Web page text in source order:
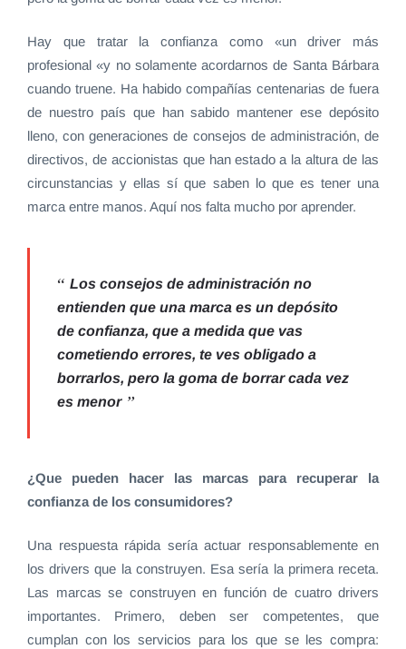
Hay que tratar la confianza como «un driver más
profesional «y no solamente acordarnos de Santa Bárbara
cuando truene. Ha habido compañías centenarias de fuera
de nuestro país que han sabido mantener ese depósito
lleno, con generaciones de consejos de administración, de
directivos, de accionistas que han estado a la altura de las
circunstancias y ellas sí que saben lo que es tener una
marca entre manos. Aquí nos falta mucho por aprender.
Los consejos de administración no
entienden que una marca es un depósito
de confianza, que a medida que vas
cometiendo errores, te ves obligado a
borrarlos, pero la goma de borrar cada vez
es menor
¿Que pueden hacer las marcas para recuperar la
confianza de los consumidores?
Una respuesta rápida sería actuar responsablemente en
los drivers que la construyen. Esa sería la primera receta.
Las marcas se construyen en función de cuatro drivers
importantes. Primero, deben ser competentes, que
cumplan con los servicios para los que se les compra: